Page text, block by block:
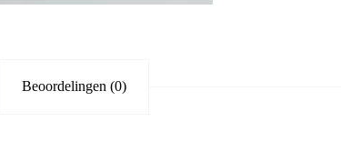
Beoordelingen (0)